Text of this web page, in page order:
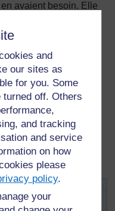
and
our sites as
for you. Some
turned off. Others
and tracking
and service
on how
please
policy.
your
avaient besoin. Elle
auteur et d'écrire pour
s'intéressaient
compagnons de
ont lu les histoires
que la plupart
envie de lire ce
écrit et de voir
nouvelles